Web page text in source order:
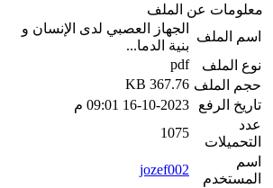
معلومات عن الملف
اسم الملف
الجهاز العصبي لدى الإنسان و
بنية الدما...
نوع الملف
pdf
حجم الملف 367.76 KB
تاريخ الرفع
16-10-2023 09:01 م
عدد
التحميلات
1075
اسم
المستخدم
jozef002